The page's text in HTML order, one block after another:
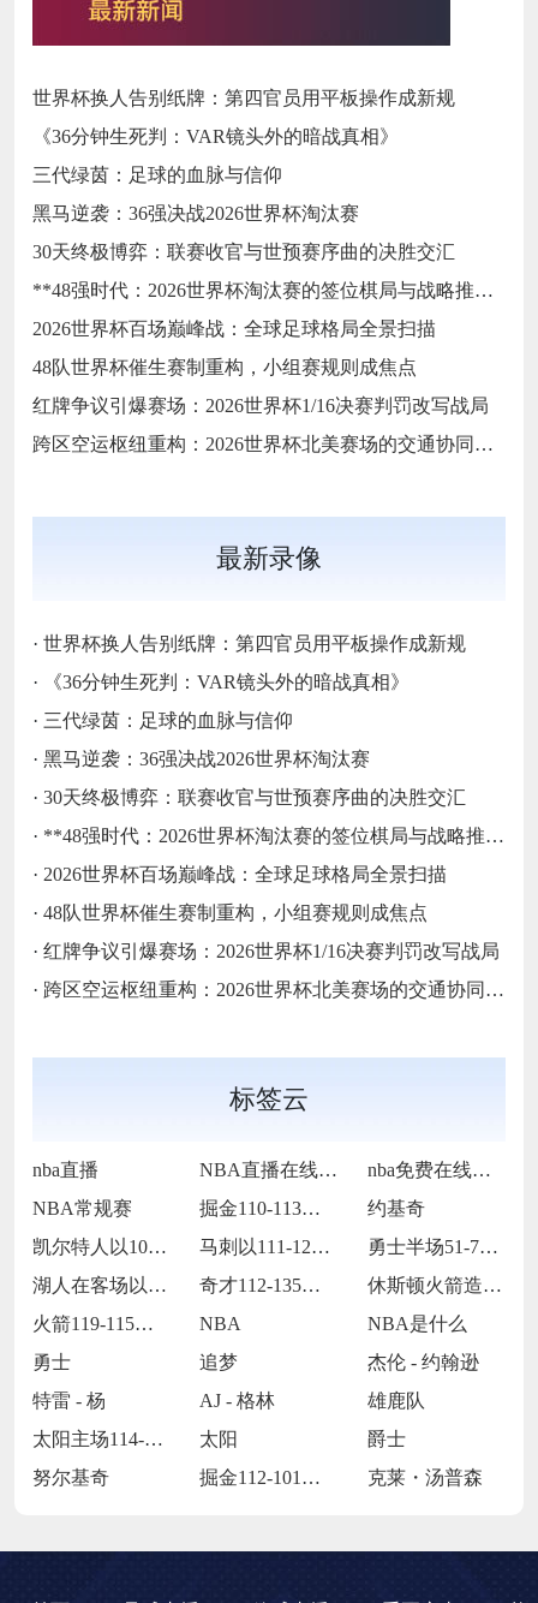
世界杯换人告别纸牌：第四官员用平板操作成新规
《36分钟生死判：VAR镜头外的暗战真相》
三代绿茵：足球的血脉与信仰
黑马逆袭：36强决战2026世界杯淘汰赛
30天终极博弈：联赛收官与世预赛序曲的决胜交汇
**48强时代：2026世界杯淘汰赛的签位棋局与战略推演**
2026世界杯百场巅峰战：全球足球格局全景扫描
48队世界杯催生赛制重构，小组赛规则成焦点
红牌争议引爆赛场：2026世界杯1/16决赛判罚改写战局
跨区空运枢纽重构：2026世界杯北美赛场的交通协同与效能优化方案
最新录像
· 世界杯换人告别纸牌：第四官员用平板操作成新规
·
《36分钟生死判：VAR镜头外的暗战真相》
· 三代绿茵：足球的血脉与信仰
· 黑马逆袭：36强决战2026世界杯淘汰赛
· 30天终极博弈：联赛收官与世预赛序曲的决胜交汇
· **48强时代：2026世界杯淘汰赛的签位棋局与战略推演**
· 2026世界杯百场巅峰战：全球足球格局全景扫描
· 48队世界杯催生赛制重构，小组赛规则成焦点
· 红牌争议引爆赛场：2026世界杯1/16决赛判罚改写战局
· 跨区空运枢纽重构：2026世界杯北美赛场的交通协同与效能优化方案
标签云
nba直播 NBA直播在线观看
nba免费在线高清直播
NBA常规赛
掘金110-113不敌马刺
约基奇
凯尔特人以109-86战胜火箭
马刺以111-122不敌掘金
勇士半场51-75落后国王24分
湖人在客场以115-119惜败火箭
奇才112-135不敌火箭
休斯顿火箭造访客场以119-115险胜孟
火箭119-115战胜灰熊
NBA
NBA是什么
勇士
追梦
杰伦 - 约翰逊
特雷 - 杨
AJ - 格林
雄鹿队
太阳主场114-106力克爵士
太阳
爵士
努尔基奇
掘金112-101逆转独行侠 克莱・汤普森